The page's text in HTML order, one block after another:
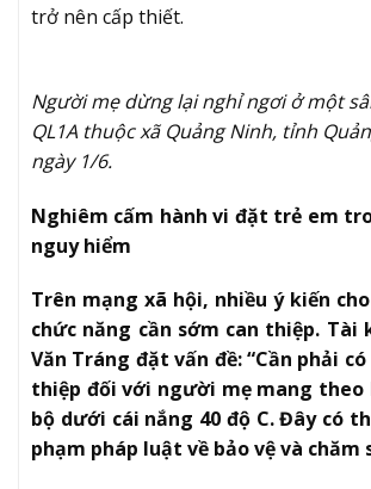
trở nên cấp thiết.
Người mẹ dừng lại nghỉ ngơi ở một
QL1A thuộc xã Quảng Ninh, tỉnh
ngày 1/6.
Nghiêm cấm hành vi đặt trẻ em
nguy hiểm
Trên mạng xã hội, nhiều ý kiến
chức năng cần sớm can thiệp. Tài
Văn Tráng đặt vấn đề: “Cần phải
thiệp đối với người mẹ mang theo
bộ dưới cái nắng 40 độ C. Đây có
phạm pháp luật về bảo vệ và chăm